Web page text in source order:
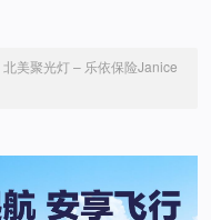
北美聚光灯 – 乐依保险Janice